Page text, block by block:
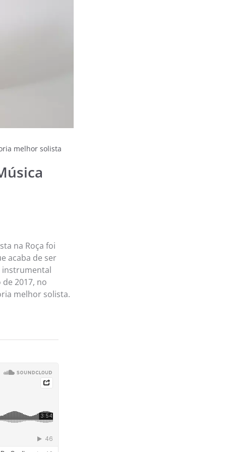
melhor solista
na Roça foi
acaba de ser
instrumental
2017, no
melhor solista.